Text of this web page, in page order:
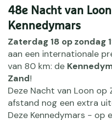
48e Nacht van
Kennedymars
Zaterdag 18 op zondag
aan een internationale
van 80 km: de
Zand!
Deze Nacht van Loon op
afstand nog een extra
Deze Kennedymars - op